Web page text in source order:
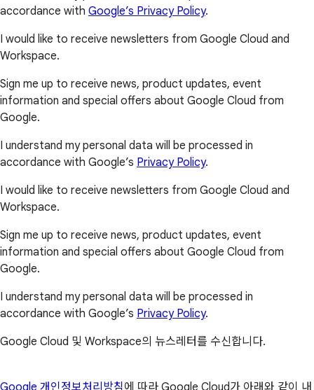
accordance with Google’s Privacy Policy.
I would like to receive newsletters from Google Cloud and
Workspace.
Sign me up to receive news, product updates, event
information and special offers about Google Cloud from
Google.
I understand my personal data will be processed in
accordance with Google’s Privacy Policy.
I would like to receive newsletters from Google Cloud and
Workspace.
Sign me up to receive news, product updates, event
information and special offers about Google Cloud from
Google.
I understand my personal data will be processed in
accordance with Google’s Privacy Policy.
Google Cloud 및 Workspace의 뉴스레터를 수신합니다.